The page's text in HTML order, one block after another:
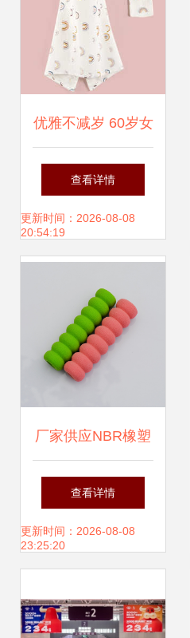
优雅不减岁 60岁女
性日用品搭配与贴
心好物推荐
查看详情
更新时间：2026-08-08
20:54:19
厂家供应NBR橡塑
发泡管 环保品质与
灵活定制的双重保
查看详情
更新时间：2026-08-08
23:25:20